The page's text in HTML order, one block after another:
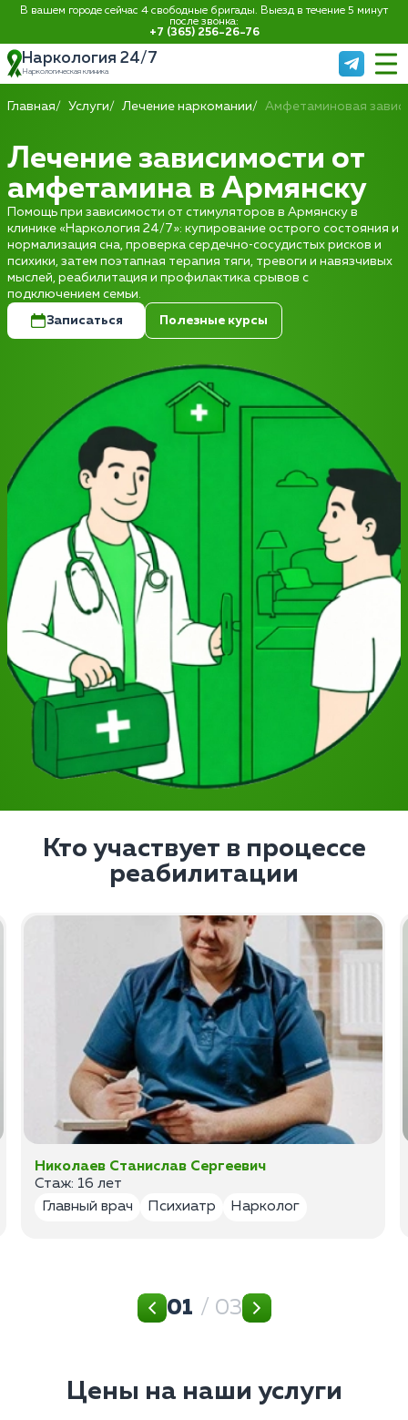
В вашем городе сейчас 4 свободные бригады. Выезд в течение 5 минут
после звонка:
+7 (365) 256-26-76
Наркология 24/7
Наркологическая клиника
Главная Услуги Лечение наркомании Амфетаминовая
Лечение зависимости от
амфетамина в Армянску
Помощь при зависимости от стимуляторов в Армянску в
клинике «Наркология 24/7»: купирование острого состояния и
нормализация сна, проверка сердечно‑сосудистых рисков и
психики, затем поэтапная терапия тяги, тревоги и навязчивых
мыслей, реабилитация и профилактика срывов с
подключением семьи.
Записаться Полезные курсы
Кто участвует в процессе
реабилитации
Николаев Станислав Сергеевич
Стаж: 16 лет
Главный врач
Психиатр Нарколог
01 / 03
Цены на наши услуги